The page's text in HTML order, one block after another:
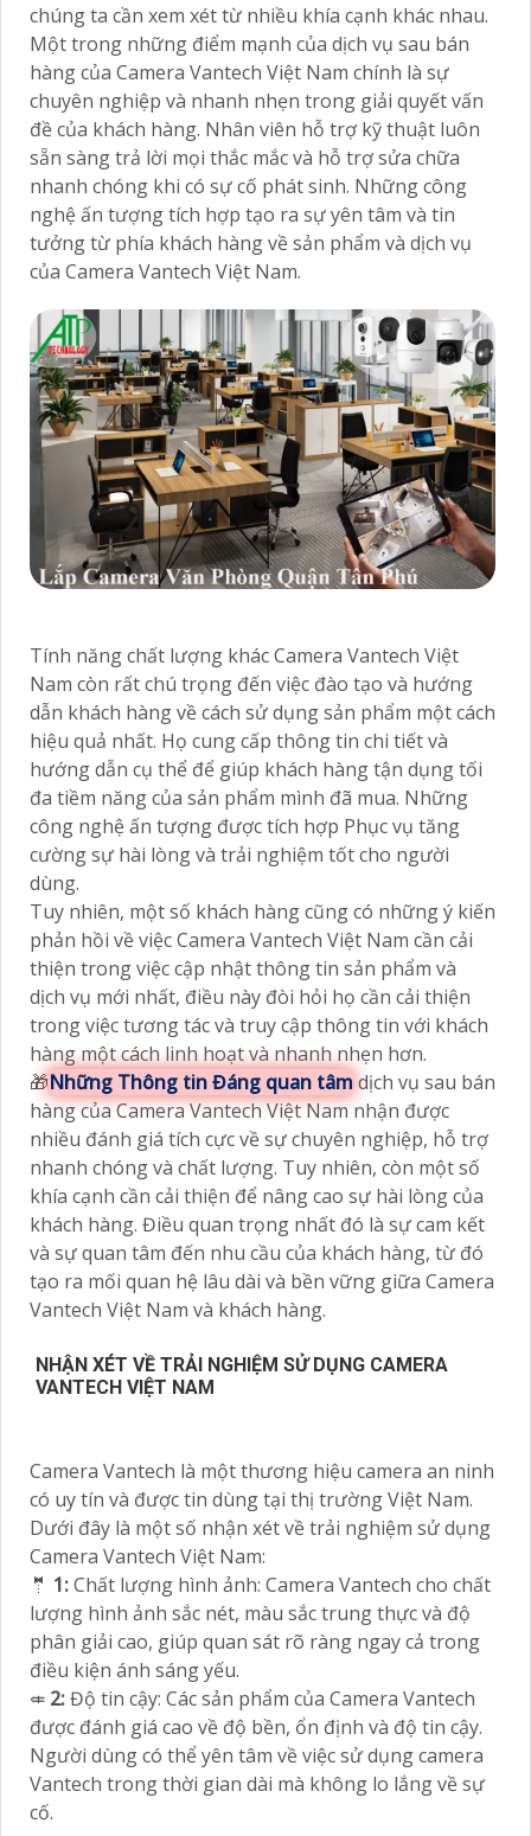
chúng ta cần xem xét từ nhiều khía cạnh khác nhau.
Một trong những điểm mạnh của dịch vụ sau bán
hàng của Camera Vantech Việt Nam chính là sự
chuyên nghiệp và nhanh nhẹn trong giải quyết vấn
đề của khách hàng. Nhân viên hỗ trợ kỹ thuật luôn
sẵn sàng trả lời mọi thắc mắc và hỗ trợ sửa chữa
nhanh chóng khi có sự cố phát sinh. Những công
nghệ ấn tượng tích hợp tạo ra sự yên tâm và tin
tưởng từ phía khách hàng về sản phẩm và dịch vụ
của Camera Vantech Việt Nam.
Tính năng chất lượng khác Camera Vantech Việt
Nam còn rất chú trọng đến việc đào tạo và hướng
dẫn khách hàng về cách sử dụng sản phẩm một cách
hiệu quả nhất. Họ cung cấp thông tin chi tiết và
hướng dẫn cụ thể để giúp khách hàng tận dụng tối
đa tiềm năng của sản phẩm mình đã mua. Những
công nghệ ấn tượng được tích hợp Phục vụ tăng
cường sự hài lòng và trải nghiệm tốt cho người
dùng.
Tuy nhiên, một số khách hàng cũng có những ý kiến
phản hồi về việc Camera Vantech Việt Nam cần cải
thiện trong việc cập nhật thông tin sản phẩm và
dịch vụ mới nhất, điều này đòi hỏi họ cần cải thiện
trong việc tương tác và truy cập thông tin với khách
hàng một cách linh hoạt và nhanh nhẹn hơn.
🎁Những Thông tin Đáng quan tâm dịch vụ sau bán
hàng của Camera Vantech Việt Nam nhận được
nhiều đánh giá tích cực về sự chuyên nghiệp, hỗ trợ
nhanh chóng và chất lượng. Tuy nhiên, còn một số
khía cạnh cần cải thiện để nâng cao sự hài lòng của
khách hàng. Điều quan trọng nhất đó là sự cam kết
và sự quan tâm đến nhu cầu của khách hàng, từ đó
tạo ra mối quan hệ lâu dài và bền vững giữa Camera
Vantech Việt Nam và khách hàng.
NHẬN XÉT VỀ TRẢI NGHIỆM SỬ DỤNG CAMERA
VANTECH VIỆT NAM
Camera Vantech là một thương hiệu camera an ninh
có uy tín và được tin dùng tại thị trường Việt Nam.
Dưới đây là một số nhận xét về trải nghiệm sử dụng
Camera Vantech Việt Nam:
🤵 1:Chất lượng hình ảnh: Camera Vantech cho chất
lượng hình ảnh sắc nét, màu sắc trung thực và độ
phân giải cao, giúp quan sát rõ ràng ngay cả trong
điều kiện ánh sáng yếu.
⤂ 2:Độ tin cậy: Các sản phẩm của Camera Vantech
được đánh giá cao về độ bền, ổn định và độ tin cậy.
Người dùng có thể yên tâm về việc sử dụng camera
Vantech trong thời gian dài mà không lo lắng về sự
cố.